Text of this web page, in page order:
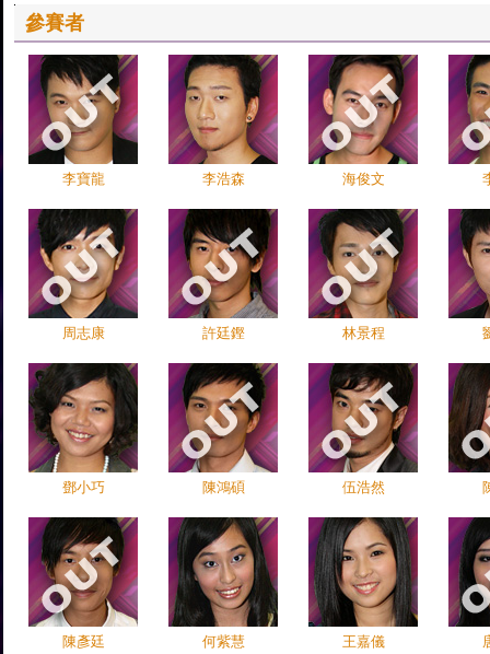
參賽者
李寶龍 李浩森 海俊文
周志康 許廷鏗 林景程
鄧小巧 陳鴻碩 伍浩然
陳彥廷 何紫慧 王嘉儀